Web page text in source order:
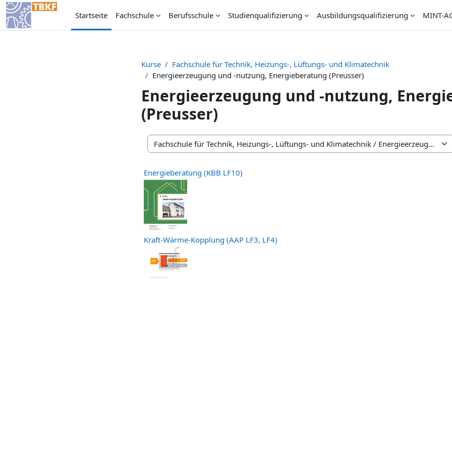
Zum Hauptinhalt
Startseite
Fachschule Berufsschule Studienqualifizierung Ausbildungsqualifizierung MINT-
Kurse
Fachschule für Technik, Heizungs-, Lüftungs- und Klimatechnik
Energieerzeugung und -nutzung, Energieberatung (Preusser)
Energieerzeugung und -nutzung,
(Preusser)
Kursbereiche
Energieberatung (KBB LF10)
Kraft-Wärme-Kopplung (AAP LF3, LF4)